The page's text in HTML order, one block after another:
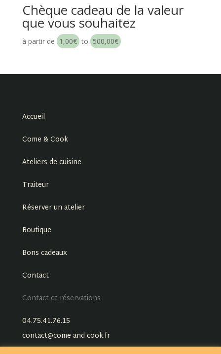
Chèque cadeau de la valeur
que vous souhaitez
à partir de 1,00€ to 500,00€
Accueil
Come & Cook
Ateliers de cuisine
Traiteur
Réserver un atelier
Boutique
Bons cadeaux
Contact
Contact et réservations
04.75.41.76.15
contact@come-and-cook.fr